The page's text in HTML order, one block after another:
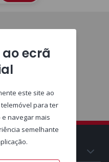
ecrã
este site ao
para ter
navegar mais
semelhante